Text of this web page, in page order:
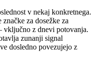
v nekaj konkretnega.
za dosežke za
vključno z dnevi potovanja.
zunanji signal
dosledno povezujejo z